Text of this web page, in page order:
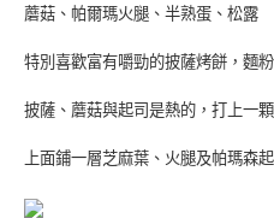
蘑菇、帕爾瑪火腿、半熟蛋、松露
特別喜歡富有嚼勁的披薩烤餅，麵
披薩、蘑菇與起司是熱的，打上一
上面鋪一層芝麻葉、火腿及帕瑪森